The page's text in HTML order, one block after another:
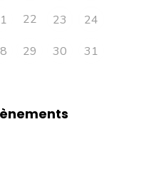
22 23
24
29 30 31